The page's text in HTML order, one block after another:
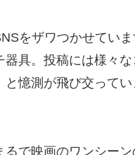
をザワつかせてい
器具。投稿には様々
と憶測が飛び交って
るで映画のワンシー